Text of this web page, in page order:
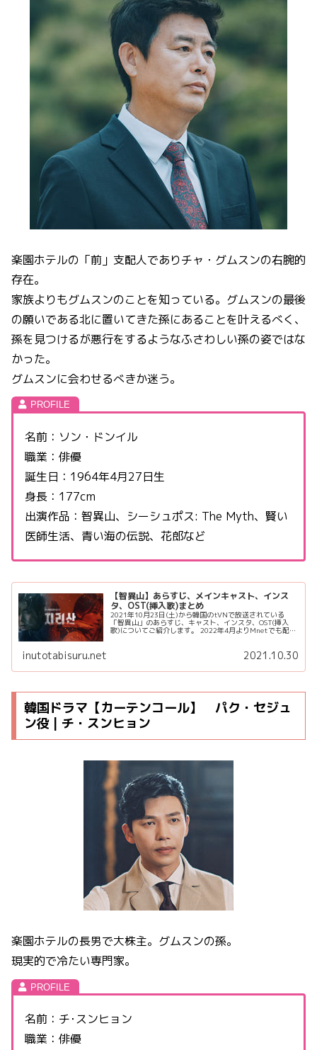
楽園ホテルの「前」支配人でありチャ・グムスンの右腕的
存在。
家族よりもグムスンのことを知っている。グムスンの最後
の願いである北に置いてきた孫にあることを叶えるべく、
孫を見つけるが悪行をするようなふさわしい孫の姿ではな
かった。
グムスンに会わせるべきか迷う。
名前：ソン・ドンイル
職業：俳優
誕生日：1964年4月27日生
身長：177cm
出演作品：智異山、シーシュポス: The Myth、賢い
医師生活、青い海の伝説、花郎など
【智異山】あらすじ、メインキャスト、インス
タ、OST(挿入歌)まとめ
2021年10月23日(土)から韓国のtVNで放送されている
「智異山」のあらすじ、キャスト、インスタ、OST(挿入
歌)についてご紹介します。 2022年4月よりMnetでも配信
inutotabisuru.net 2021.10.30
韓国ドラマ【カーテンコール】 パク・セジュ
ン役 | チ・スンヒョン
楽園ホテルの長男で大株主。グムスンの孫。
現実的で冷たい専門家。
名前：チ･スンヒョン
職業：俳優